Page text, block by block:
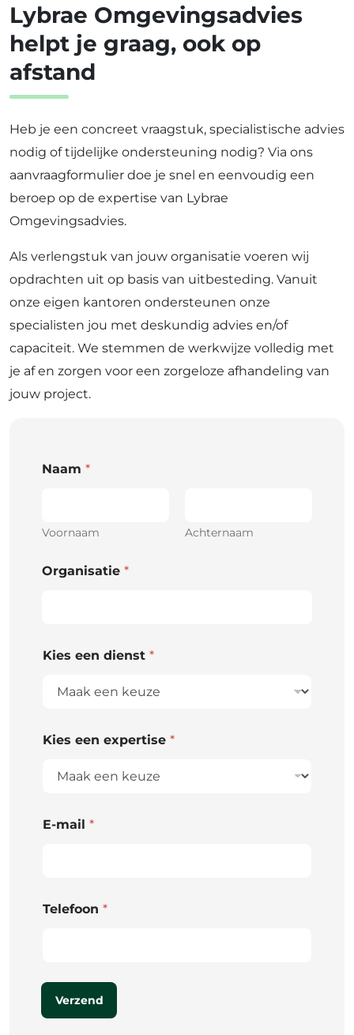
Lybrae Omgevingsadvies
helpt je graag, ook op
afstand
Heb je een concreet vraagstuk, specialistische advies
nodig of tijdelijke ondersteuning nodig? Via ons
aanvraagformulier doe je snel en eenvoudig een
beroep op de expertise van Lybrae
Omgevingsadvies.
Als verlengstuk van jouw organisatie voeren wij
opdrachten uit op basis van uitbesteding. Vanuit
onze eigen kantoren ondersteunen onze
specialisten jou met deskundig advies en/of
capaciteit. We stemmen de werkwijze volledig met
je af en zorgen voor een zorgeloze afhandeling van
jouw project.
Naam *
Voornaam Achternaam
Organisatie *
Kies een dienst *
Kies een expertise *
E-mail *
Telefoon *
Verzend